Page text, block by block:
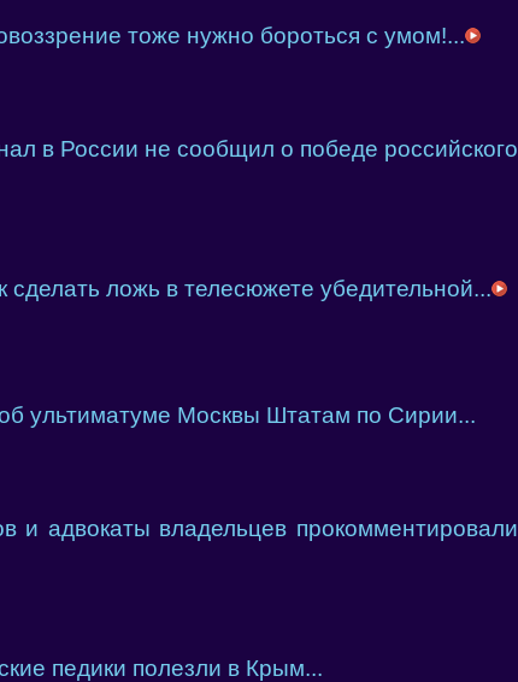
тоже нужно бороться с умом!...
в России не сообщил о победе российского
сделать ложь в телесюжете убедительной...
ультиматуме Москвы Штатам по Сирии...
и адвокаты владельцев прокомментировали
педики полезли в Крым...